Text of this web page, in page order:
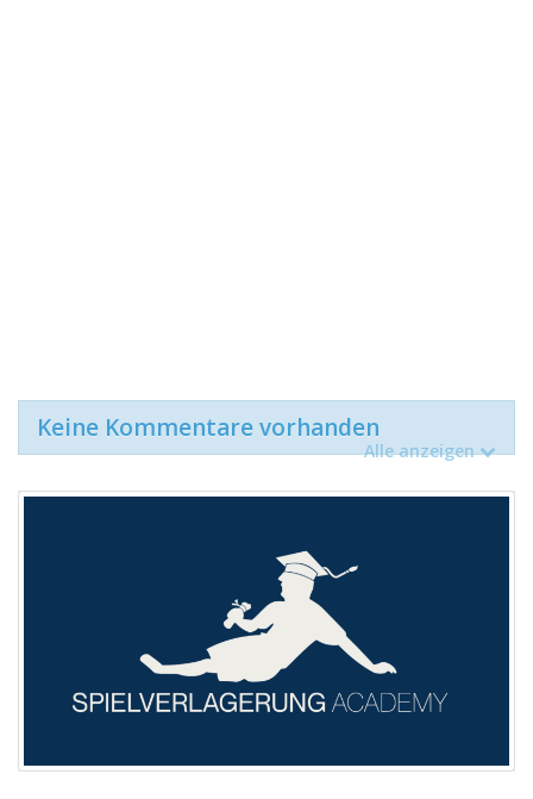
Keine Kommentare vorhanden
Alle anzeigen